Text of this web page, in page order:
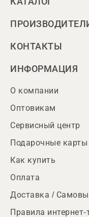
КОНТАКТЫ
ИНФОРМАЦИЯ
О компании
Оптовикам
Сервисный центр
Подарочные карты
Как купить
Оплата
Доставка /
Правила интернет-